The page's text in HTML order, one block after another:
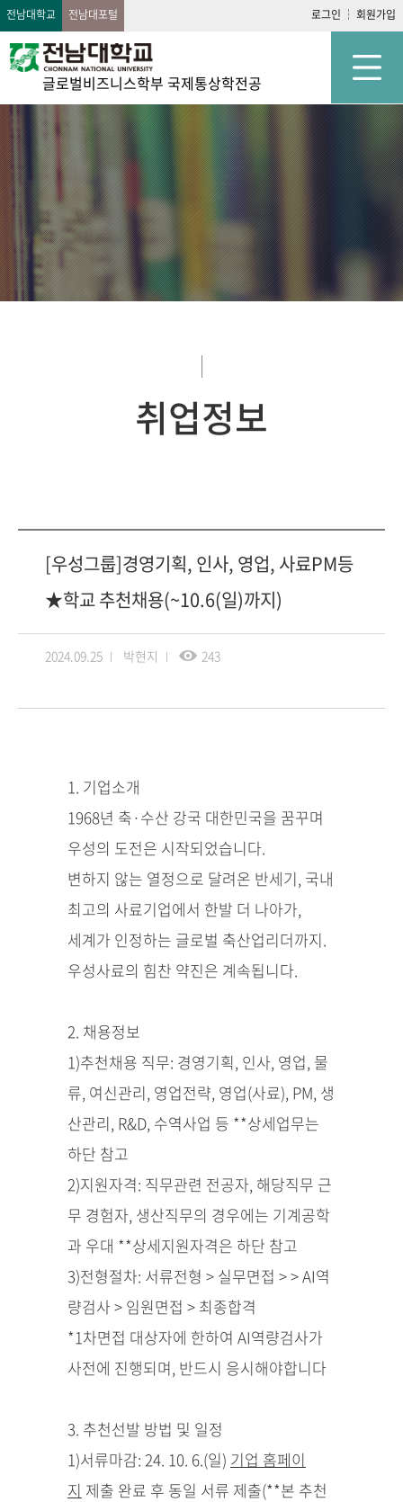
전남대학교 전남대포털 로그인 회원가입
글로벌비즈니스학부 국제통상학전공
취업정보
[우성그룹]경영기획, 인사, 영업, 사료PM등
★학교 추천채용(~10.6(일)까지)
2024.09.25 박현지 243
1. 기업소개
1968년 축·수산 강국 대한민국을 꿈꾸며
우성의 도전은 시작되었습니다.
변하지 않는 열정으로 달려온 반세기, 국내
최고의 사료기업에서 한발 더 나아가,
세계가 인정하는 글로벌 축산업리더까지.
우성사료의 힘찬 약진은 계속됩니다.
2. 채용정보
1)추천채용 직무: 경영기획, 인사, 영업, 물
류, 여신관리, 영업전략, 영업(사료), PM, 생
산관리, R&D, 수역사업 등 **상세업무는
하단 참고
2)지원자격: 직무관련 전공자, 해당직무 근
무 경험자, 생산직무의 경우에는 기계공학
과 우대 **상세지원자격은 하단 참고
3)전형절차: 서류전형 > 실무면접 > > AI역
량검사 > 임원면접 > 최종합격
*1차면접 대상자에 한하여 AI역량검사가
사전에 진행되며, 반드시 응시해야합니다
3. 추천선발 방법 및 일정
1)서류마감: 24. 10. 6.(일) 기업 홈페이
지 제출 완료 후 동일 서류 제출(**본 추천